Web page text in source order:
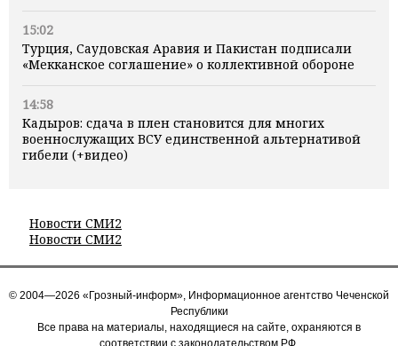
15:02
Турция, Саудовская Аравия и Пакистан подписали
«Мекканское соглашение» о коллективной обороне
14:58
Кадыров: сдача в плен становится для многих
военнослужащих ВСУ единственной альтернативой
гибели (+видео)
Новости СМИ2
Новости СМИ2
© 2004—2026 «Грозный-информ», Информационное агентство Чеченской
Республики
Все права на материалы, находящиеся на сайте, охраняются в